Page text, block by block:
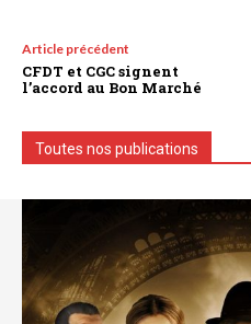
Article précédent
CFDT et CGC signent
l’accord au Bon Marché
Toutes nos publications